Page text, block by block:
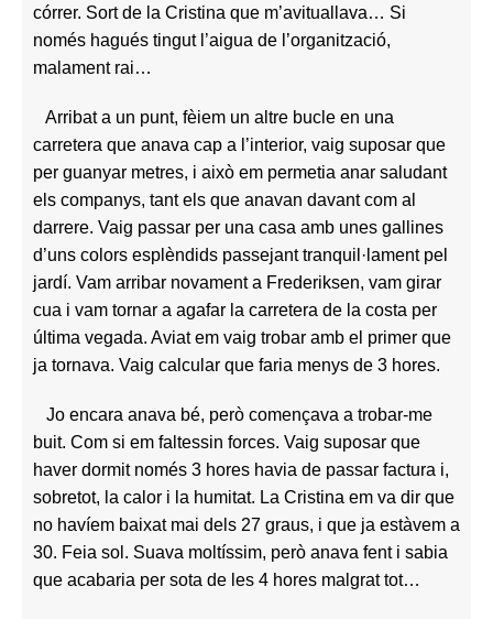
córrer. Sort de la Cristina que m’avituallava… Si
només hagués tingut l’aigua de l’organització,
malament rai…
Arribat a un punt, fèiem un altre bucle en una
carretera que anava cap a l’interior, vaig suposar que
per guanyar metres, i això em permetia anar saludant
els companys, tant els que anavan davant com al
darrere. Vaig passar per una casa amb unes gallines
d’uns colors esplèndids passejant tranquil·lament pel
jardí. Vam arribar novament a Frederiksen, vam girar
cua i vam tornar a agafar la carretera de la costa per
última vegada. Aviat em vaig trobar amb el primer que
ja tornava. Vaig calcular que faria menys de 3 hores.
Jo encara anava bé, però començava a trobar-me
buit. Com si em faltessin forces. Vaig suposar que
haver dormit només 3 hores havia de passar factura i,
sobretot, la calor i la humitat. La Cristina em va dir que
no havíem baixat mai dels 27 graus, i que ja estàvem a
30. Feia sol. Suava moltíssim, però anava fent i sabia
que acabaria per sota de les 4 hores malgrat tot…